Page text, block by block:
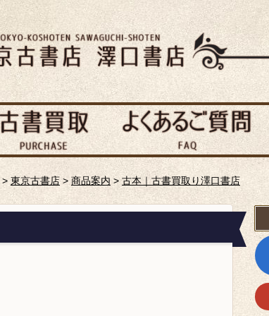
>東京古書店> 商品案内>古本｜古書買取り澤口書店